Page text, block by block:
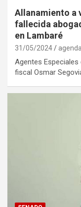
Allanamiento a
fallecida
en Lambaré
31/05/2024 agenda
Agentes Especiales
fiscal Osmar